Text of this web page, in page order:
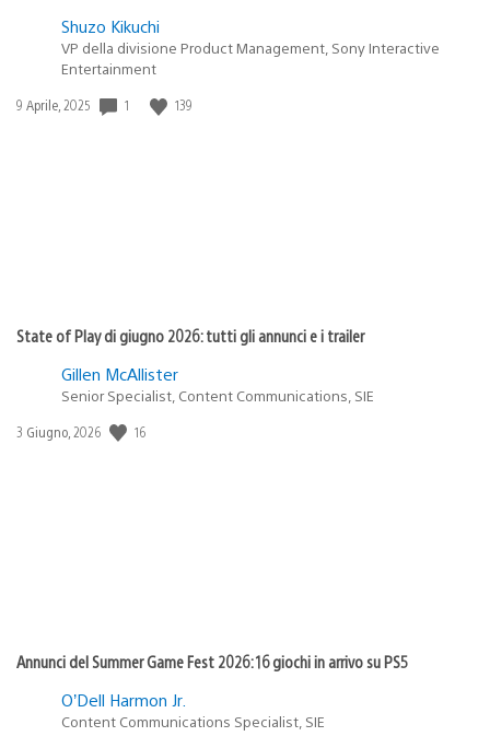
Shuzo Kikuchi
VP della divisione Product Management, Sony Interactive
Entertainment
Data
9 Aprile, 2025 1 139
State of Play di giugno 2026: tutti gli annunci e i trailer
Gillen McAllister
Senior Specialist, Content Communications, SIE
Data
3 Giugno, 2026 16
Annunci del Summer Game Fest 2026: 16 giochi in arrivo su PS5
O’Dell Harmon Jr.
Content Communications Specialist, SIE